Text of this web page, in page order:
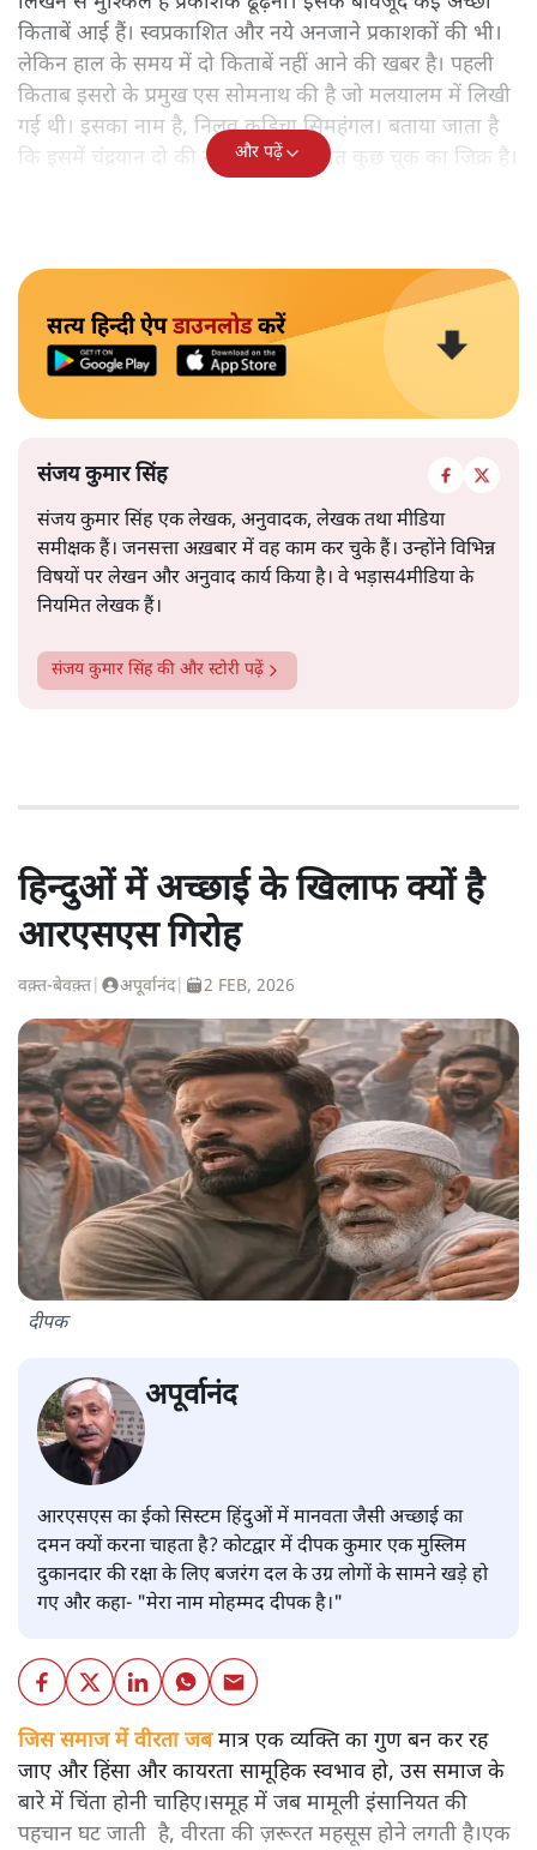
किताबें आई हैं। स्वप्रकाशित और नये अनजाने प्रकाशकों की भी।
लेकिन हाल के समय में दो किताबें नहीं आने की खबर है। पहली
किताब इसरो के प्रमुख एस सोमनाथ की है जो मलयालम में लिखी
गई थी। इसका नाम है, निलवु कुडिचा सिमहंगल। बताया जाता है
कि इसमें चंद्रयान दो की नाकामी से संबंधित कुछ चूक का जिक्र है।
और पढ़ें
सत्य हिन्दी ऐपडाउनलोडकरें
संजय कुमार सिंह
संजय कुमार सिंह एक लेखक, अनुवादक, लेखक तथा मीडिया
समीक्षक हैं। जनसत्ता अख़बार में वह काम कर चुके हैं। उन्होंने विभिन्न
विषयों पर लेखन और अनुवाद कार्य किया है। वे भड़ास4मीडिया के
नियमित लेखक हैं।
संजय कुमार सिंहकी और स्टोरी पढ़ें
हिन्दुओं में अच्छाई के खिलाफ क्यों है
आरएसएस गिरोह
वक़्त-बेवक़्त अपूर्वानंद| 2 FEB, 2026
दीपक
अपूर्वानंद
आरएसएस का ईको सिस्टम हिंदुओं में मानवता जैसी अच्छाई का
दमन क्यों करना चाहता है? कोटद्वार में दीपक कुमार एक मुस्लिम
दुकानदार की रक्षा के लिए बजरंग दल के उग्र लोगों के सामने खड़े हो
गए और कहा- "मेरा नाम मोहम्मद दीपक है।"
जिस समाज में वीरता जबमात्र एक व्यक्ति का गुण बन कर रह
जाए और हिंसा और कायरता सामूहिक स्वभाव हो, उस समाज के
बारे में चिंता होनी चाहिए।समूह में जब मामूली इंसानियत की
पहचान घट जाती है, वीरता की ज़रूरत महसूस होने लगती है।एक